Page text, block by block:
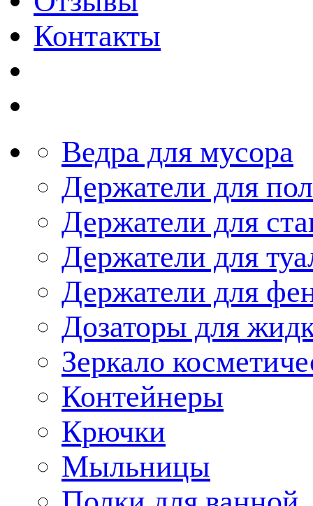
Контакты
Ведра для мусора
Держатели для
Держатели для
Держатели для
Держатели для
Дозаторы для
Зеркало
Контейнеры
Крючки
Мыльницы